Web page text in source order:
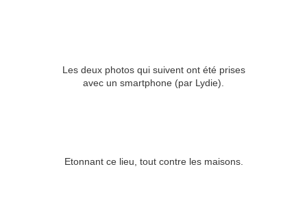
Les deux photos qui suivent ont été prises
avec un smartphone (par Lydie).
Etonnant ce lieu, tout contre les maisons.